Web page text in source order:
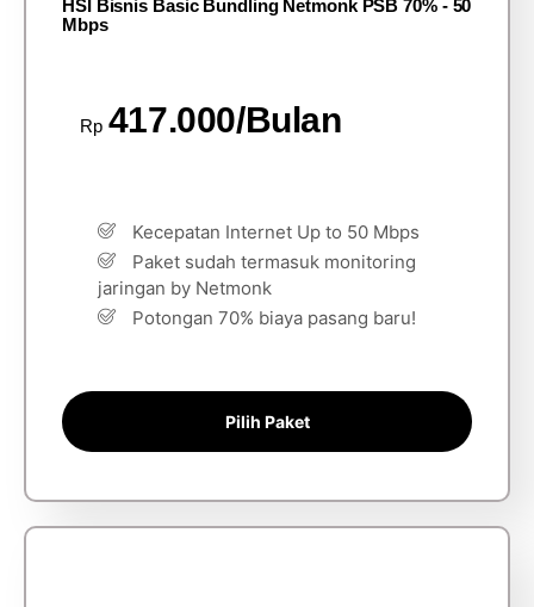
HSI Bisnis Basic Bundling Netmonk PSB 70% - 50
Mbps
Rp 417.000/Bulan
Kecepatan Internet Up to 50 Mbps
Paket sudah termasuk monitoring
jaringan by Netmonk
Potongan 70% biaya pasang baru!
Pilih Paket